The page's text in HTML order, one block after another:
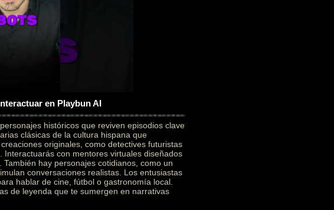
en Playbun AI
históricos que reviven episodios clave
clásicas de la cultura hispana que
originales, como detectives futuristas
con mentores virtuales diseñados
hay personajes cotidianos, como un
conversaciones realistas. Los entusiastas
hablar de cine, fútbol o gastronomía local.
de leyenda que te sumergen en narrativas